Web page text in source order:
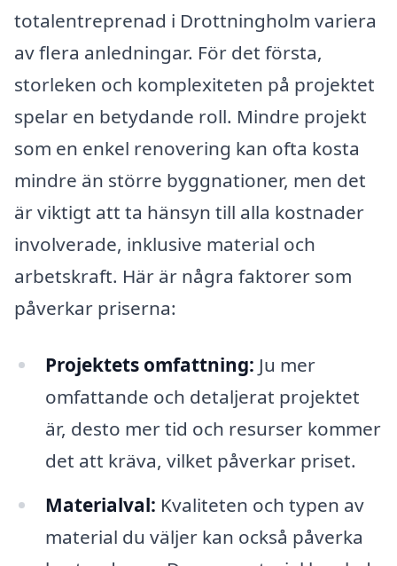
totalentreprenad i Drottningholm variera
av flera anledningar. För det första,
storleken och komplexiteten på projektet
spelar en betydande roll. Mindre projekt
som en enkel renovering kan ofta kosta
mindre än större byggnationer, men det
är viktigt att ta hänsyn till alla kostnader
involverade, inklusive material och
arbetskraft. Här är några faktorer som
påverkar priserna:
Projektets omfattning: Ju mer
omfattande och detaljerat projektet
är, desto mer tid och resurser kommer
det att kräva, vilket påverkar priset.
Materialval: Kvaliteten och typen av
material du väljer kan också påverka